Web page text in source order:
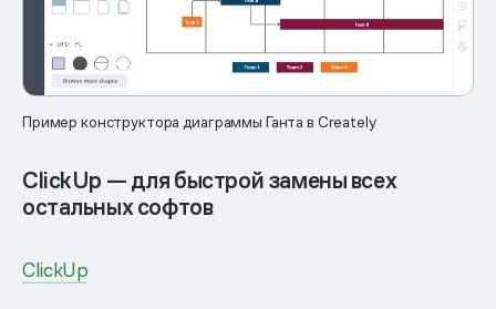
Пример конструктора диаграммы Ганта в Creately
ClickUp — для быстрой замены всех
остальных софтов
ClickUp